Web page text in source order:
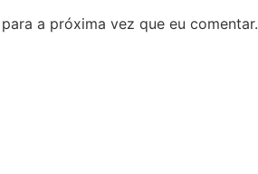
a próxima vez que eu comentar.